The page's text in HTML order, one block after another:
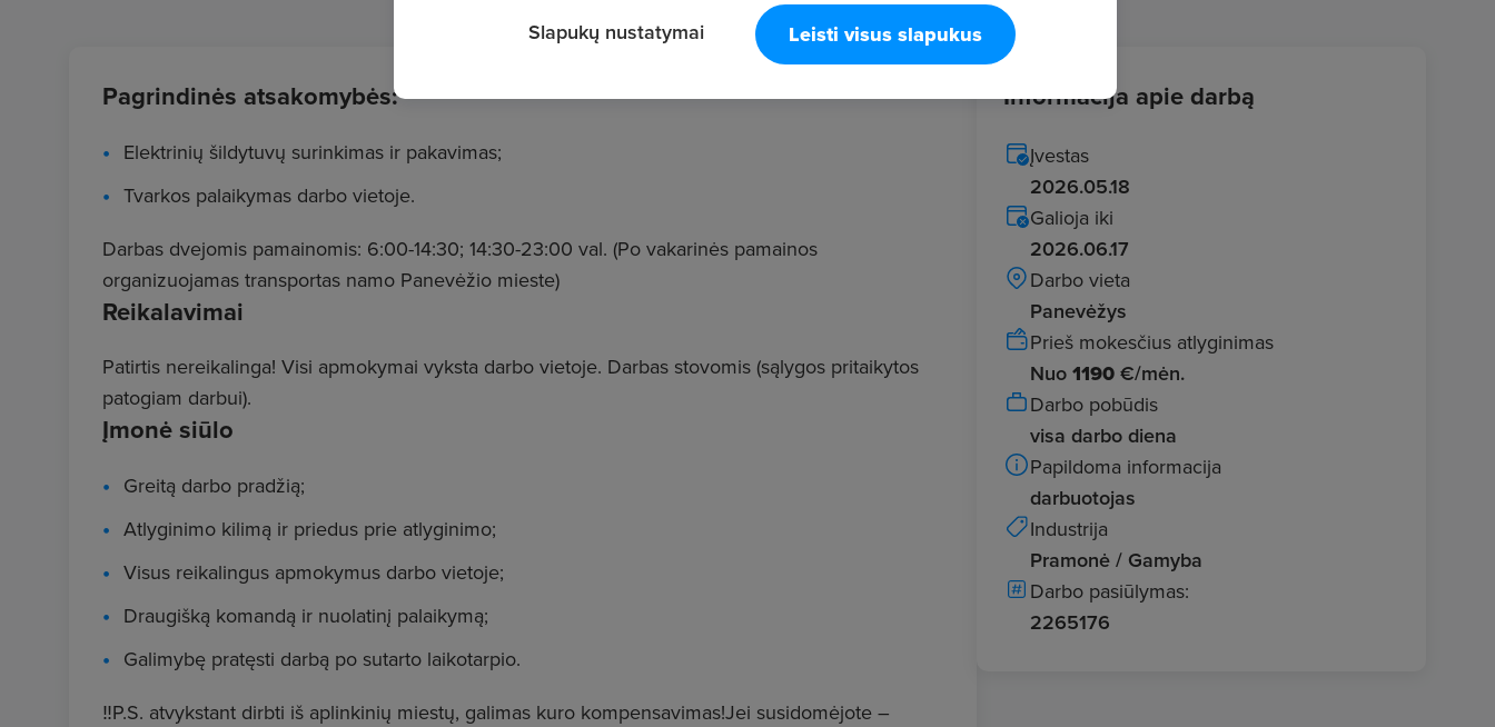
Pagrindinės atsakomybės:
Elektrinių šildytuvų surinkimas ir pakavimas;
Tvarkos palaikymas darbo vietoje.
Darbas dvejomis pamainomis: 6:00-14:30; 14:30-23:00 val. (Po vakarinės pamainos
organizuojamas transportas namo Panevėžio mieste)
Reikalavimai
Patirtis nereikalinga! Visi apmokymai vyksta darbo vietoje. Darbas stovomis (sąlygos pritaikytos
patogiam darbui).
Įmonė siūlo
Greitą darbo pradžią;
Atlyginimo kilimą ir priedus prie atlyginimo;
Visus reikalingus apmokymus darbo vietoje;
Draugišką komandą ir nuolatinį palaikymą;
Galimybę pratęsti darbą po sutarto laikotarpio.
‼️P.S. atvykstant dirbti iš aplinkinių miestų, galimas kuro kompensavimas!Jei susidomėjote –
Informacija apie darbą
Įvestas
2026.05.18
Galioja iki
2026.06.17
Darbo vieta
Panevėžys
Prieš mokesčius atlyginimas
Nuo 1190 €/mėn.
Darbo pobūdis
visa darbo diena
Papildoma informacija
darbuotojas
Industrija
Pramonė / Gamyba
Darbo pasiūlymas:
2265176
Leisti visus slapukus
Slapukų nustatymai